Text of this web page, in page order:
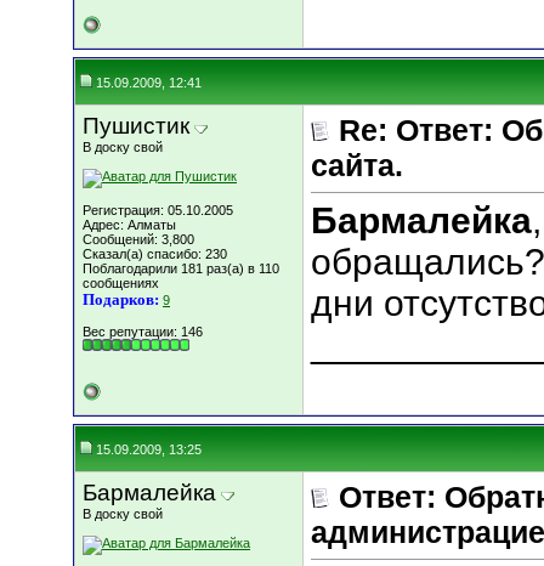
15.09.2009, 12:41
Пушистик
В доску свой
Регистрация: 05.10.2005
Адрес: Алматы
Сообщений: 3,800
Сказал(а) спасибо: 230
Поблагодарили 181 раз(а) в 110
сообщениях
Подарков: 9
Вес репутации: 146
Re: Ответ:
сайта.
Бармалейка
дни
15.09.2009, 13:25
Бармалейка
В доску свой
Ответ: